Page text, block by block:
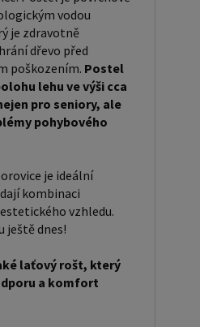
snadno vstávat a
ovlivnit celkový
V naší nabídce
To je obzvláště
osoby s omezenou
80x200 cm a
za standardní
postele jsou ideální
uplatnění v ložnici,
pro hosty a dalších
postele, lze doplnit
skříní i úložným
120x200 cm a
za velmi komfortní
vodou
je zdravotně
dřevo před
poškozením. Postel
lehu ve výši cca
pro seniory, ale
pohybového
je ideální
kombinaci
vzhledu.
ještě dnes!
laťový rošt, který
a komfort